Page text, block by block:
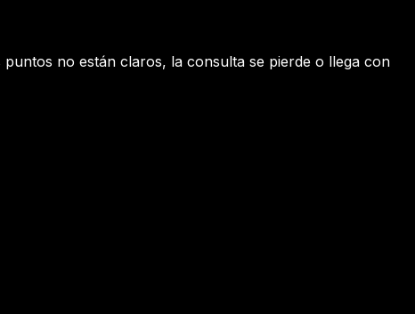
no están claros, la consulta se pierde o llega con